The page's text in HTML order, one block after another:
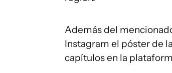
Además del
Instagram el póster de
capítulos en la